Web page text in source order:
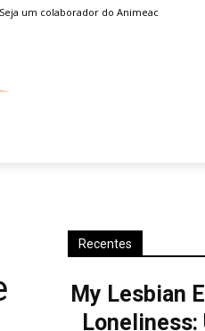
Seja um colaborador do Animeac
Recentes
My Lesbian
Loneliness: